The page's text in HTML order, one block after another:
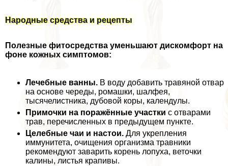
Народные средства и рецепты
Полезные фитосредства уменьшают дискомфорт на
фоне кожных симптомов:
Лечебные ванны. В воду добавить травяной отвар
на основе череды, ромашки, шалфея,
тысячелистника, дубовой коры, календулы.
Примочки на поражённые участки с отварами
трав, перечисленных в предыдущем пункте.
Целебные чаи и настои. Для укрепления
иммунитета, очищения организма травники
рекомендуют заварить корень лопуха, веточки
калины, листья крапивы.